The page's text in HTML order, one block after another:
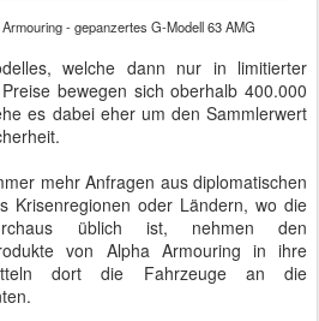
- gepanzertes G-Modell 63 AMG
welche dann nur in limitierter
bewegen sich oberhalb 400.000
es dabei eher um den Sammlerwert
mehr Anfragen aus diplomatischen
Krisenregionen oder Ländern, wo die
üblich ist, nehmen den
von Alpha Armouring in ihre
dort die Fahrzeuge an die